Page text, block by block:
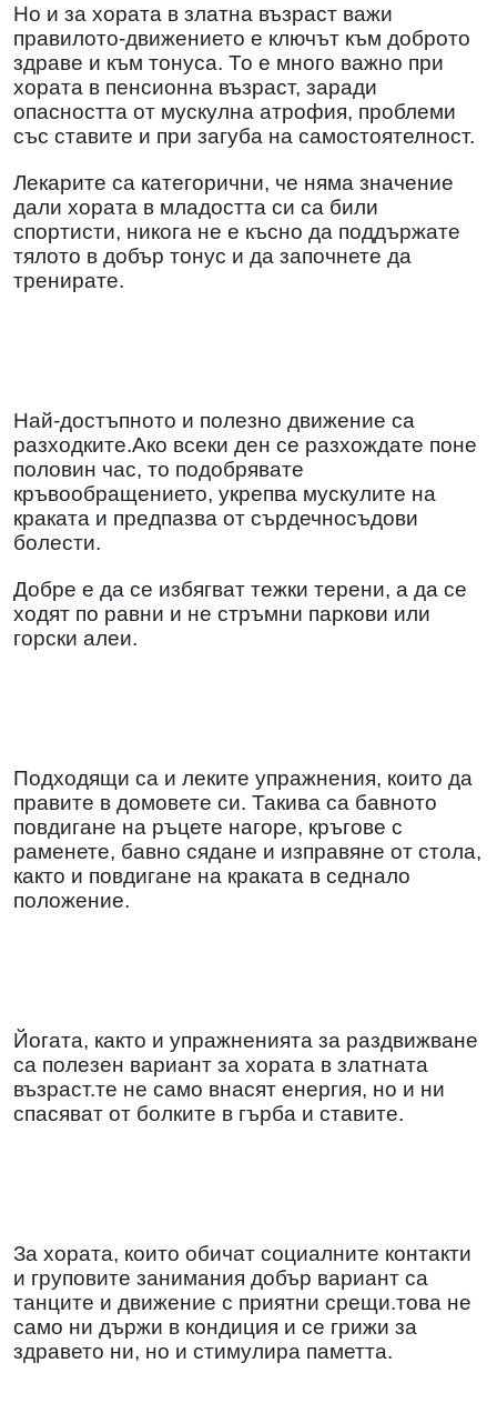
Но и за хората в златна възраст важи
правилото-движението е ключът към доброто
здраве и към тонуса. То е много важно при
хората в пенсионна възраст, заради
опасността от мускулна атрофия, проблеми
със ставите и при загуба на самостоятелност.
Лекарите са категорични, че няма значение
дали хората в младостта си са били
спортисти, никога не е късно да поддържате
тялото в добър тонус и да започнете да
тренирате.
Най-достъпното и полезно движение са
разходките.Ако всеки ден се разхождате поне
половин час, то подобрявате
кръвообращението, укрепва мускулите на
краката и предпазва от сърдечносъдови
болести.
Добре е да се избягват тежки терени, а да се
ходят по равни и не стръмни паркови или
горски алеи.
Подходящи са и леките упражнения, които да
правите в домовете си. Такива са бавното
повдигане на ръцете нагоре, кръгове с
раменете, бавно сядане и изправяне от стола,
както и повдигане на краката в седнало
положение.
Йогата, както и упражненията за раздвижване
са полезен вариант за хората в златната
възраст.те не само внасят енергия, но и ни
спасяват от болките в гърба и ставите.
За хората, които обичат социалните контакти
и груповите занимания добър вариант са
танците и движение с приятни срещи.това не
само ни държи в кондиция и се грижи за
здравето ни, но и стимулира паметта.